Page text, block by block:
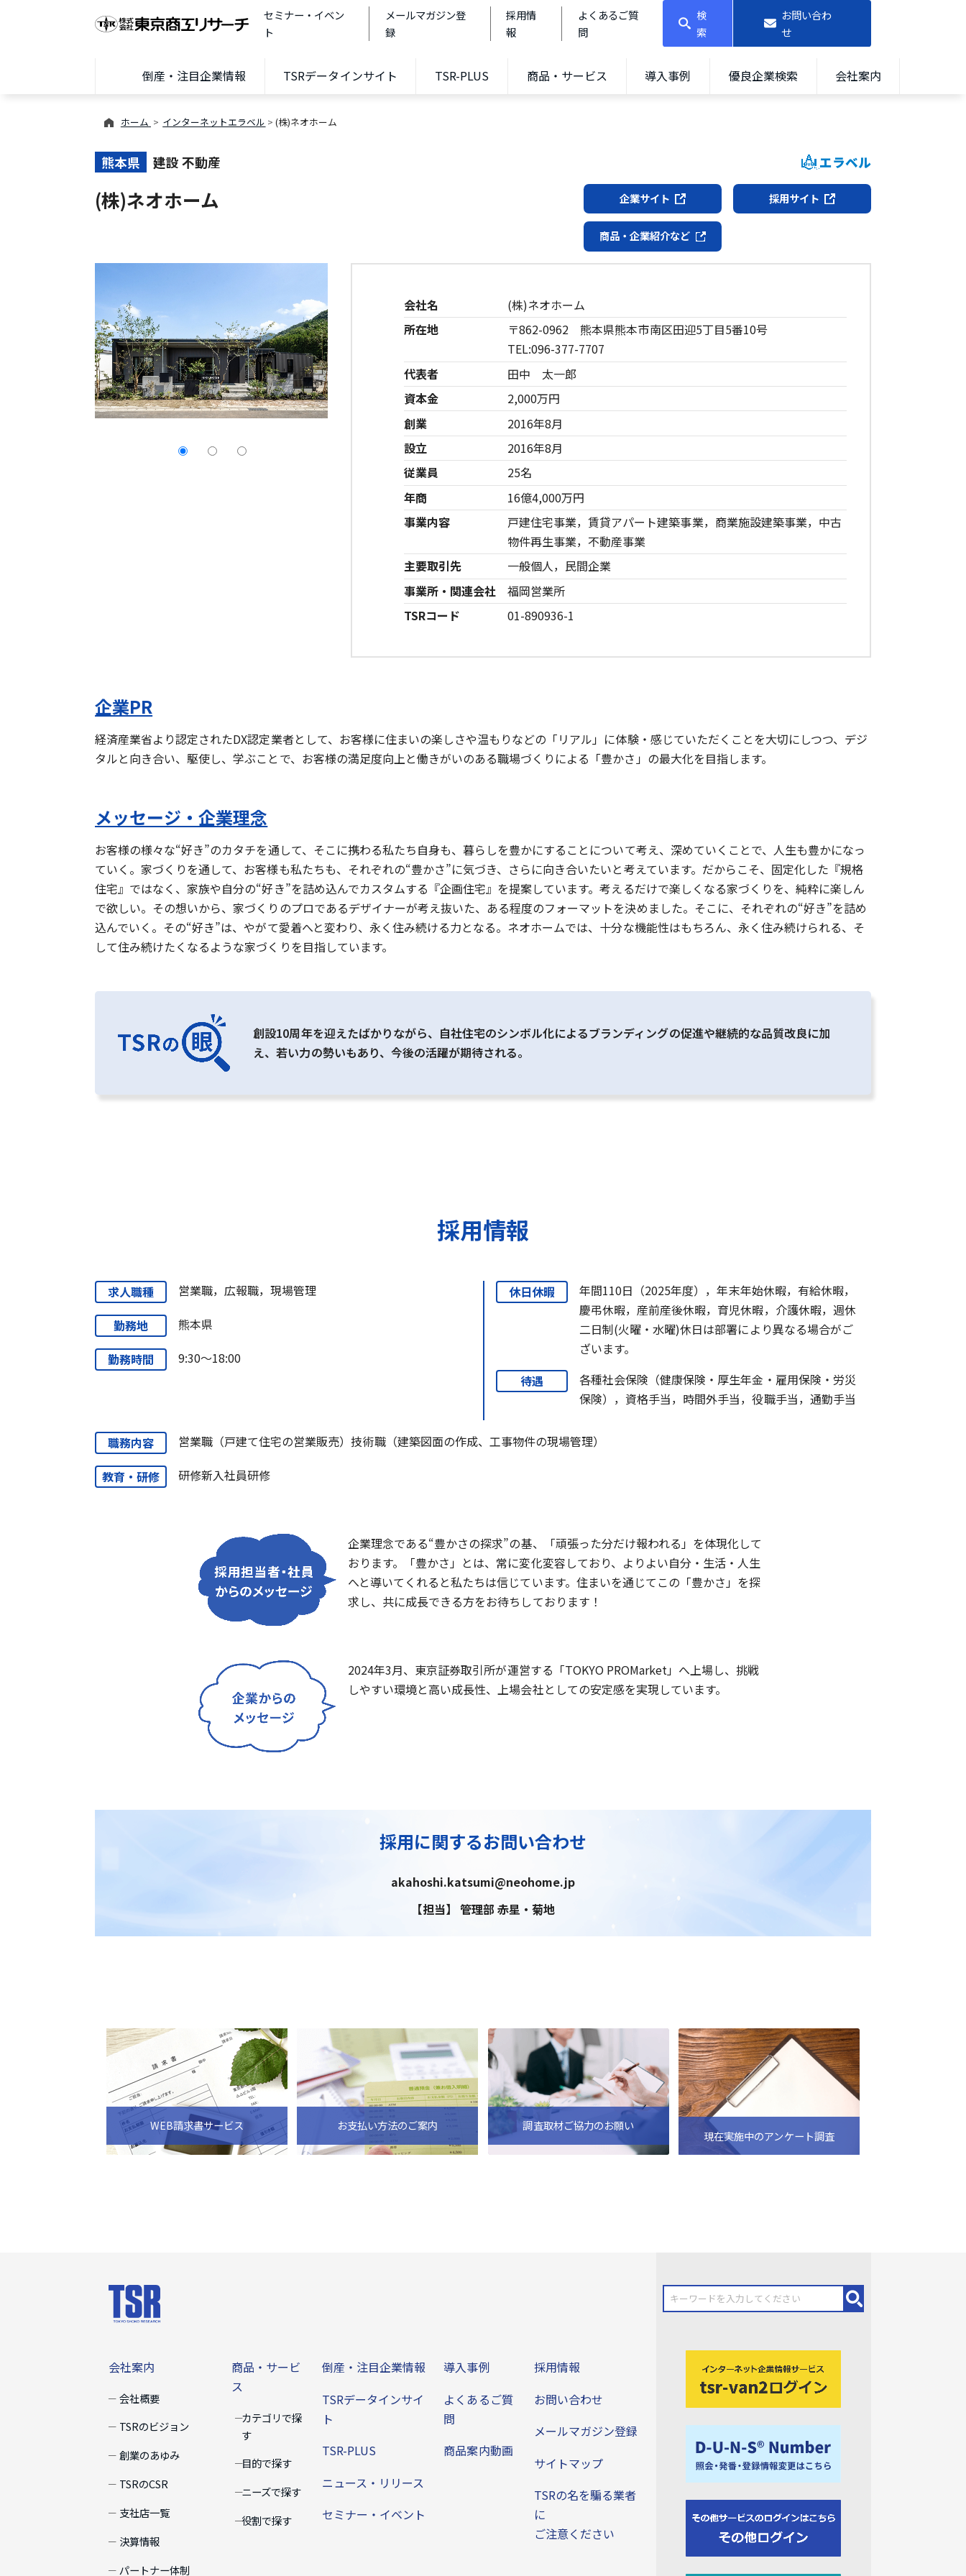
セミナー・イベン
ト
メールマガジン登
録
採用情
報
よくあるご質
問
検
索
お問い合わ
せ
倒産・注目企業情報 TSRデータインサイト TSR-PLUS 商品・サービス 導入事例 優良企業検索 会社案内
ホーム インターネットエラベル (株)ネオホーム
熊本県 建設 不動産 エラベル
(株)ネオホーム 企業サイト 採用サイト
商品・企業紹介など
会社名
(株)ネオホーム
所在地
〒862-0962 熊本県熊本市南区田迎5丁目5番10号
TEL:096-377-7707
代表者
田中 太一郎
資本金
2,000万円
創業
2016年8月
設立
2016年8月
従業員
25名
年商
16億4,000万円
事業内容
戸建住宅事業，賃貸アパート建築事業，商業施設建築事業，中古
物件再生事業，不動産事業
主要取引先
一般個人，民間企業
事業所・関連会社
福岡営業所
TSRコード
01-890936-1
企業PR
経済産業省より認定されたDX認定業者として、お客様に住まいの楽しさや温もりなどの「リアル」に体験・感じていただくことを大切にしつつ、デジ
タルと向き合い、駆使し、学ぶことで、お客様の満足度向上と働きがいのある職場づくりによる「豊かさ」の最大化を目指します。
メッセージ・企業理念
お客様の様々な“好き”のカタチを通して、そこに携わる私たち自身も、暮らしを豊かにすることについて考え、深めていくことで、人生も豊かになっ
ていく。家づくりを通して、お客様も私たちも、それぞれの“豊かさ”に気づき、さらに向き合いたいと考えています。だからこそ、固定化した『規格
住宅』ではなく、家族や自分の“好き”を詰め込んでカスタムする『企画住宅』を提案しています。考えるだけで楽しくなる家づくりを、純粋に楽しん
で欲しい。その想いから、家づくりのプロであるデザイナーが考え抜いた、ある程度のフォーマットを決めました。そこに、それぞれの“好き”を詰め
込んでいく。その“好き”は、やがて愛着へと変わり、永く住み続ける力となる。ネオホームでは、十分な機能性はもちろん、永く住み続けられる、そ
して住み続けたくなるような家づくりを目指しています。
創設10周年を迎えたばかりながら、自社住宅のシンボル化によるブランディングの促進や継続的な品質改良に加
え、若い力の勢いもあり、今後の活躍が期待される。
採用情報
求人職種 営業職，広報職，現場管理
勤務地 熊本県
勤務時間 9:30〜18:00
休日休暇
年間110日（2025年度），年末年始休暇，有給休暇，
慶弔休暇，産前産後休暇，育児休暇，介護休暇，週休
二日制(火曜・水曜)休日は部署により異なる場合がご
ざいます。
待遇
各種社会保険（健康保険・厚生年金・雇用保険・労災
保険），資格手当，時間外手当，役職手当，通勤手当
職務内容 営業職（戸建て住宅の営業販売）技術職（建築図面の作成、工事物件の現場管理）
教育・研修 研修新入社員研修
企業理念である“豊かさの探求”の基、「頑張った分だけ報われる」を体現化して
おります。「豊かさ」とは、常に変化変容しており、よりよい自分・生活・人生
へと導いてくれると私たちは信じています。住まいを通じてこの「豊かさ」を探
求し、共に成長できる方をお待ちしております！
2024年3月、東京証券取引所が運営する「TOKYO PROMarket」へ上場し、挑戦
しやすい環境と高い成長性、上場会社としての安定感を実現しています。
採用に関するお問い合わせ
akahoshi.katsumi@neohome.jp
【担当】 管理部 赤星・菊地
WEB請求書サービス お支払い方法のご案内 調査取材ご協力のお願い
現在実施中のアンケート調査
会社案内
会社概要
TSRのビジョン
創業のあゆみ
TSRのCSR
支社店一覧
決算情報
パートナー体制
商品・サービ
ス
カテゴリで探
す
目的で探す
ニーズで探す
役割で探す
倒産・注目企業情報
TSRデータインサイ
ト
TSR-PLUS
ニュース・リリース
セミナー・イベント
導入事例
よくあるご質
問
商品案内動画
採用情報
お問い合わせ
メールマガジン登録
サイトマップ
TSRの名を騙る業者
に
ご注意ください